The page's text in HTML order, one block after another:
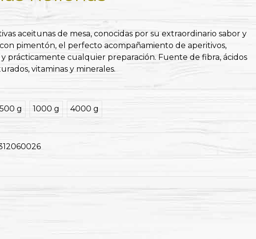
aceitunas de mesa, conocidas por su extraordinario sabor y
pimentón, el perfecto acompañamiento de aperitivos,
y prácticamente cualquier preparación. Fuente de fibra, ácidos
vitaminas y minerales.
500 g 1000 g 4000 g